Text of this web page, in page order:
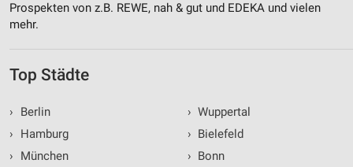
Prospekten von z.B. REWE, nah & gut und EDEKA und vielen
mehr.
Top Städte
›
Berlin
›
Hamburg
›
München
› Wuppertal
› Bielefeld
› Bonn